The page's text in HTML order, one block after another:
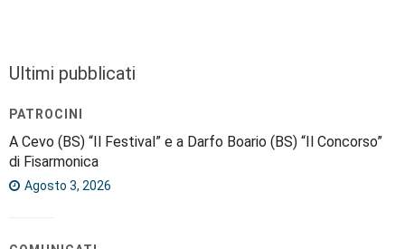
Ultimi pubblicati
PATROCINI
A Cevo (BS) “Il Festival” e a Darfo Boario (BS) “Il Concorso”
di Fisarmonica
Agosto 3, 2026